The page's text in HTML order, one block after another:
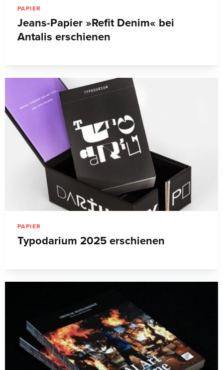
PAPIER
Jeans-Papier »Refit Denim« bei
Antalis erschienen
PAPIER
Typodarium 2025 erschienen